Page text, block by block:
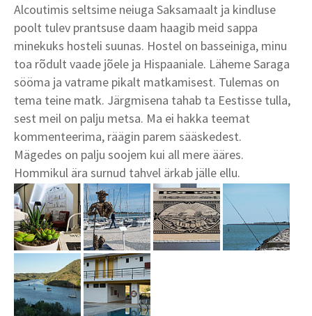
Alcoutimis seltsime neiuga Saksamaalt ja kindluse
poolt tulev prantsuse daam haagib meid sappa
minekuks hosteli suunas. Hostel on basseiniga, minu
toa rõdult vaade jõele ja Hispaaniale. Läheme Saraga
sööma ja vatrame pikalt matkamisest. Tulemas on
tema teine matk. Järgmisena tahab ta Eestisse tulla,
sest meil on palju metsa. Ma ei hakka teemat
kommenteerima, räägin parem sääskedest.
Mägedes on palju soojem kui all mere ääres.
Hommikul ära surnud tahvel ärkab jälle ellu.